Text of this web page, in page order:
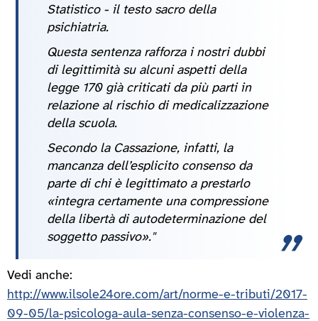
Statistico - il testo sacro della
psichiatria.
Questa sentenza rafforza i nostri dubbi
di legittimità su alcuni aspetti della
legge 170 già criticati da più parti in
relazione al rischio di medicalizzazione
della scuola.
Secondo la Cassazione, infatti, la
mancanza dell’esplicito consenso da
parte di chi è legittimato a prestarlo
«integra certamente una compressione
della libertà di autodeterminazione del
soggetto passivo»."
Vedi anche:
http://www.ilsole24ore.com/art/norme-e-tributi/2017-
09-05/la-psicologa-aula-senza-consenso-e-violenza-